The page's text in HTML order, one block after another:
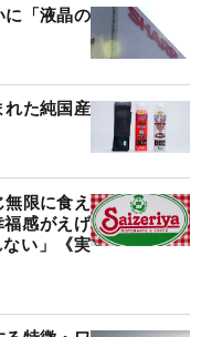
に「液晶の
た純国産
限に食え
感がえげ
い」《実